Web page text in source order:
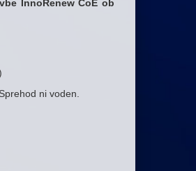
InnoRenew CoE ob
ni voden.